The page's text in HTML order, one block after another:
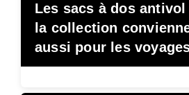
Les sacs à dos antivol
la collection
aussi pour les